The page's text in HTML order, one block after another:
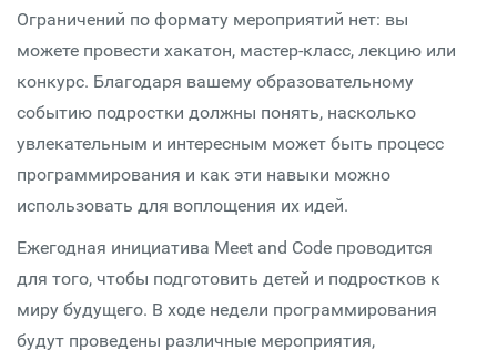
Ограничений по формату мероприятий нет: вы
можете провести хакатон, мастер-класс, лекцию или
конкурс. Благодаря вашему образовательному
событию подростки должны понять, насколько
увлекательным и интересным может быть процесс
программирования и как эти навыки можно
использовать для воплощения их идей.
Ежегодная инициатива Meet and Code проводится
для того, чтобы подготовить детей и подростков к
миру будущего. В ходе недели программирования
будут проведены различные мероприятия,